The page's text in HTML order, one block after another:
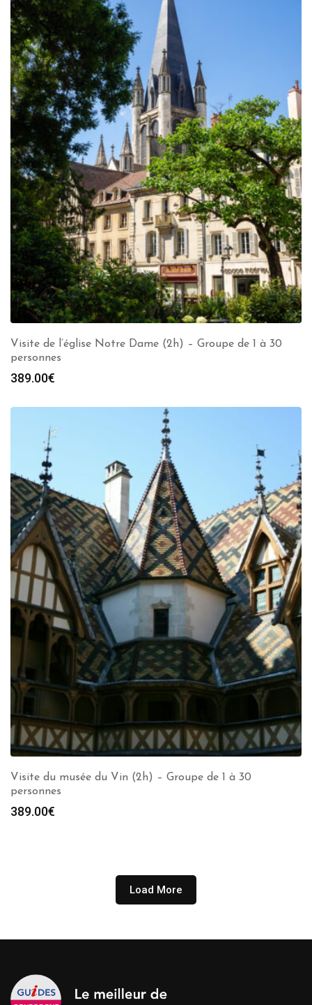
Visite de l’église Notre Dame (2h) – Groupe de 1 à 30
personnes
389.00€
Visite du musée du Vin (2h) – Groupe de 1 à 30
personnes
389.00€
Load More